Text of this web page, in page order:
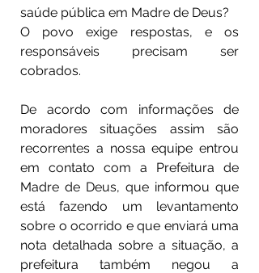
saúde pública em Madre de Deus?
O povo exige respostas, e os
responsáveis precisam ser
cobrados.
De acordo com informações de
moradores situações assim são
recorrentes a nossa equipe entrou
em contato com a Prefeitura de
Madre de Deus, que informou que
está fazendo um levantamento
sobre o ocorrido e que enviará uma
nota detalhada sobre a situação, a
prefeitura também negou a